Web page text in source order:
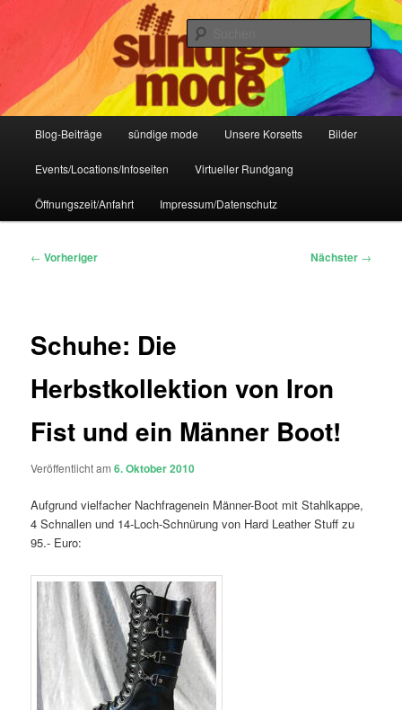
Sündige Mode Frankfurt
IHR Laden für Korsetts, Lifestyle-Mode, Club- und Dark-Wear seit 2004
Blog-Beiträge sündige mode Unsere Korsetts Bilder
Events/Locations/Infoseiten Virtueller Rundgang
Öffnungszeit/Anfahrt Impressum/Datenschutz
Beitragsnavigation
← Vorheriger Nächster →
Schuhe: Die
Herbstkollektion von Iron
Fist und ein Männer Boot!
Veröffentlicht am6. Oktober 2010
Aufgrund vielfacher Nachfragenein Männer-Boot mit Stahlkappe,
4 Schnallen und 14-Loch-Schnürung von Hard Leather Stuff zu
95.- Euro: